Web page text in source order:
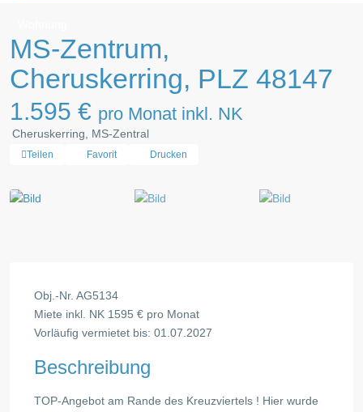
MS-Zentrum,
Cheruskerring, PLZ 48147
1.595 € pro Monat inkl. NK
Cheruskerring, MS-Zentral
Teilen Favorit Drucken
Obj.-Nr. AG5134
Miete inkl. NK 1595 € pro Monat
Vorläufig vermietet bis: 01.07.2027
Beschreibung
TOP-Angebot am Rande des Kreuzviertels ! Hier wurde